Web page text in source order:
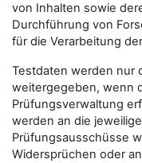
von Inhalten sowie
Durchführung von
für die Verarbeitung
Testdaten werden nur
weitergegeben, wenn
Prüfungsverwaltung
werden an die
Prüfungsausschüsse
Widersprüchen oder